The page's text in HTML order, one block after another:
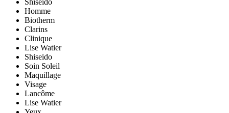
Shiseido
Homme
Biotherm
Clarins
Clinique
Lise Watier
Shiseido
Soin Soleil
Maquillage
Visage
Lancôme
Lise Watier